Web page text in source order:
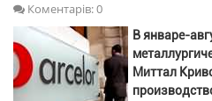
Коментарів: 0
В январе-
Миттал